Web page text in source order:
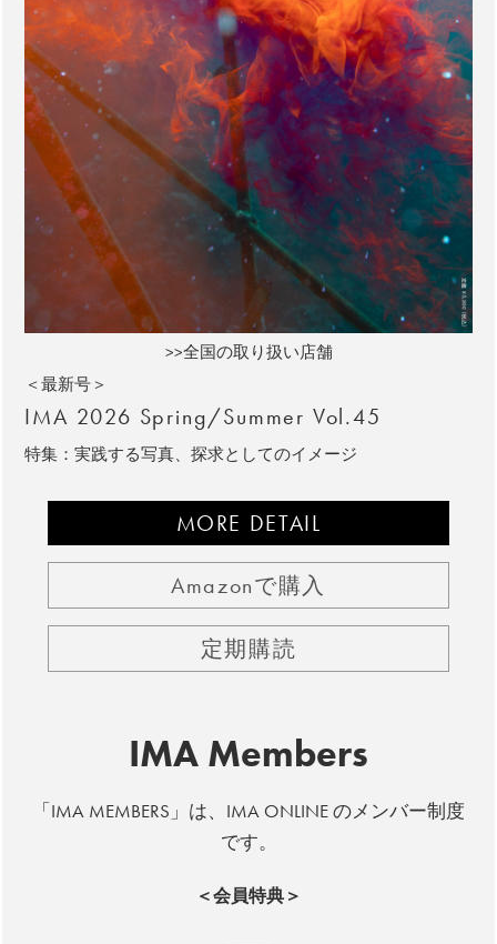
>>全国の取り扱い店舗
＜最新号＞
IMA 2026 Spring/Summer Vol.45
特集：実践する写真、探求としてのイメージ
MORE DETAIL
Amazonで購入
定期購読
IMA Members
「IMA MEMBERS」は、IMA ONLINE のメンバー制度
です。
＜会員特典＞